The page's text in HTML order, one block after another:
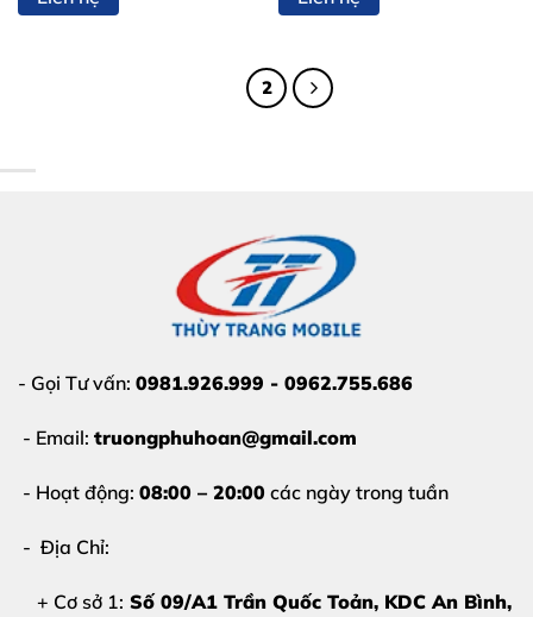
2
- Gọi Tư vấn: 0981.926.999 - 0962.755.686
- Email: truongphuhoan@gmail.com
- Hoạt động: 08:00 – 20:00 các ngày trong tuần
- Địa Chỉ:
+ Cơ sở 1: Số 09/A1 Trần Quốc Toản, KDC An Bình,